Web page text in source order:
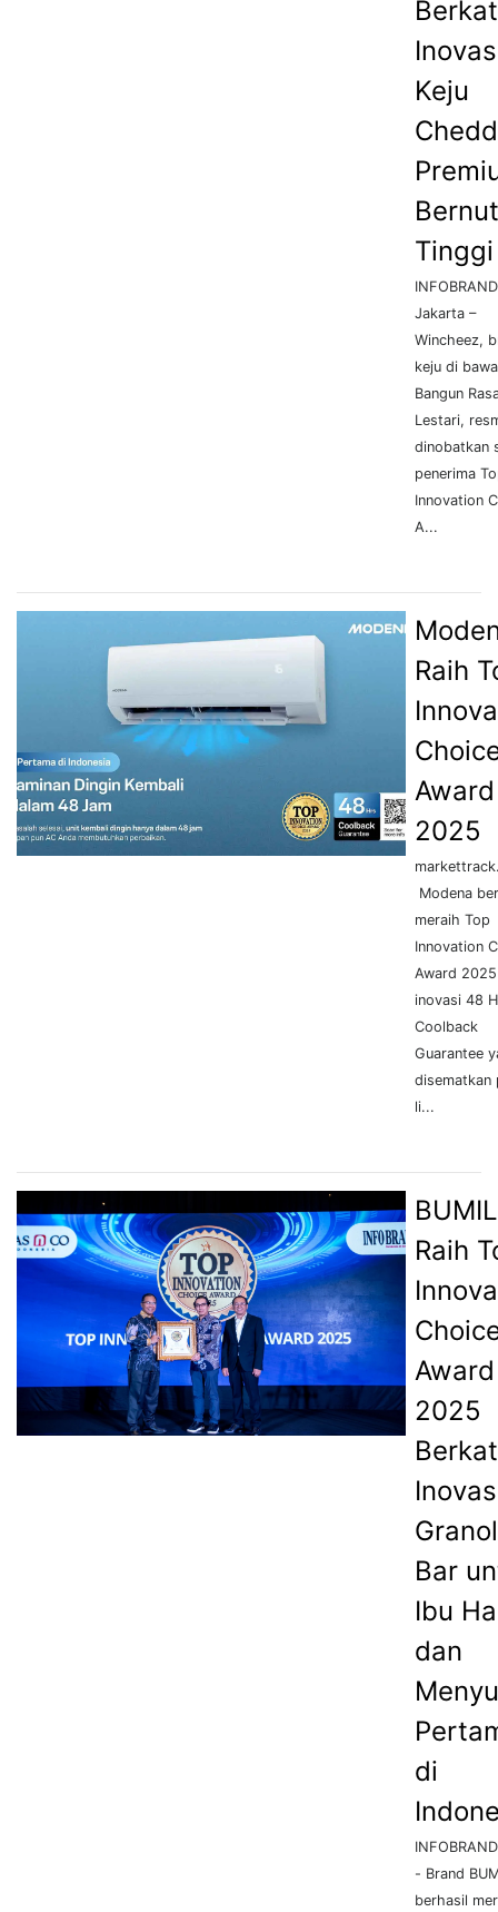
Berkat
Keju
Tinggi
Jakarta –
Wincheez,
keju di
Bangun
Lestari,
dinobatkan
penerima
Innovation
A...
Raih
Award
2025
Modena
meraih Top
Innovation
Award
inovasi 48
Coolback
Guarantee
disematkan
li...
BUMIL
Raih
Award
2025
Berkat
Bar
Ibu
dan
di
- Brand
berhasil